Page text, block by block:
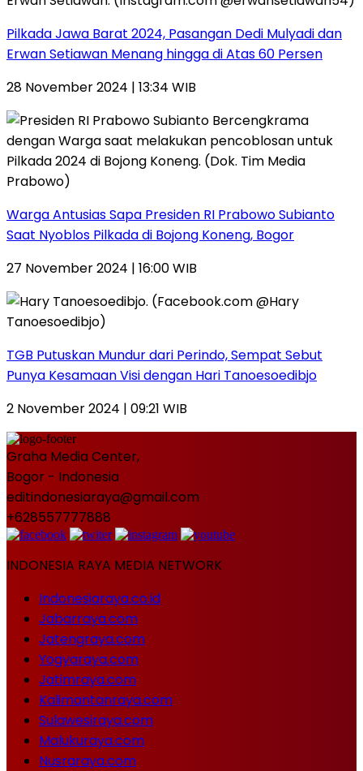
Pilkada Jawa Barat 2024, Pasangan Dedi Mulyadi dan
Erwan Setiawan Menang hingga di Atas 60 Persen
28 November 2024 | 13:34 WIB
Warga Antusias Sapa Presiden RI Prabowo Subianto
Saat Nyoblos Pilkada di Bojong Koneng, Bogor
27 November 2024 | 16:00 WIB
TGB Putuskan Mundur dari Perindo, Sempat Sebut
Punya Kesamaan Visi dengan Hari Tanoesoedibjo
2 November 2024 | 09:21 WIB
Graha Media Center,
Bogor - Indonesia
editindonesiaraya@gmail.com
+628557777888
INDONESIA RAYA MEDIA NETWORK
Indonesiaraya.co.id
Jabarraya.com
Jatengraya.com
Yogyaraya.com
Jatimraya.com
Kalimantanraya.com
Sulawesiraya.com
Malukuraya.com
Nusraraya.com